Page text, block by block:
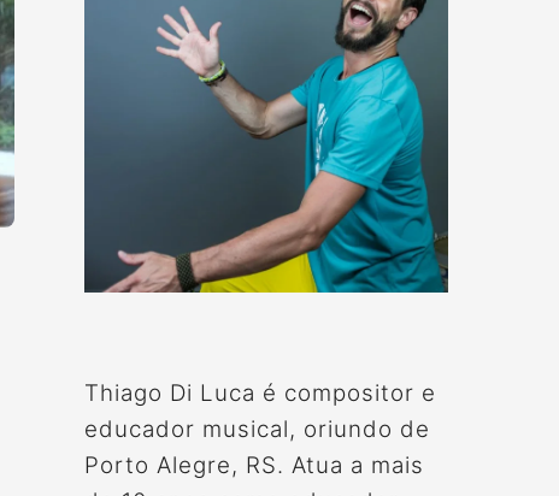
Thiago Di Luca é compositor e
educador musical, oriundo de
Porto Alegre, RS. Atua a mais